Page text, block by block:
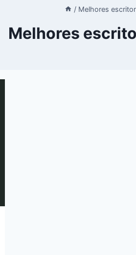
/ Melhores
Melhores